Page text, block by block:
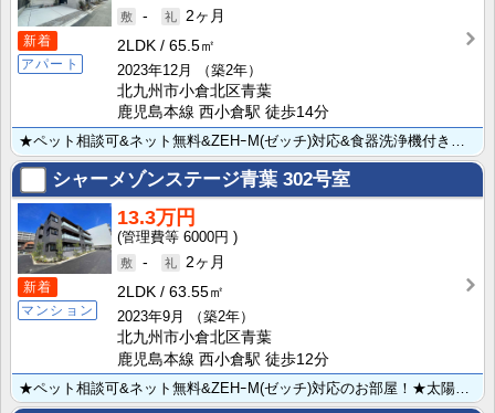
新着
アパート
-
2ヶ月
2LDK
65.5㎡
2023年12月
（築2年）
北九州市小倉北区青葉
鹿児島本線 西小倉駅 徒歩14分
シャーメゾンステージ青葉 302号室
新着
マンション
13.3万円
6000円
-
2ヶ月
2LDK
63.55㎡
2023年9月
（築2年）
北九州市小倉北区青葉
鹿児島本線 西小倉駅 徒歩12分